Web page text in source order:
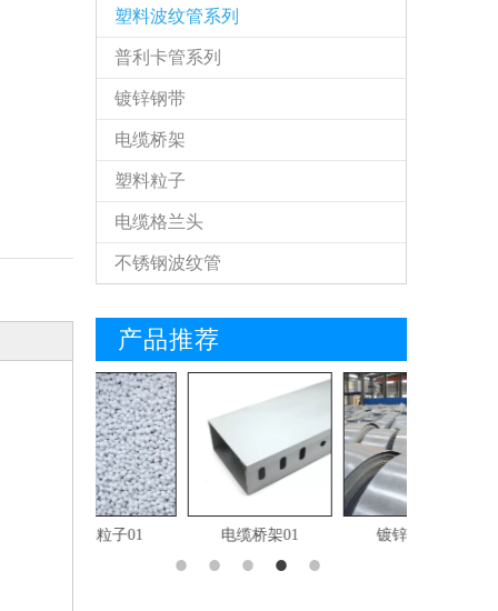
塑料波纹管系列
普利卡管系列
镀锌钢带
电缆桥架
塑料粒子
电缆格兰头
不锈钢波纹管
产品推荐
电缆桥架01 镀锌钢带01
KBG管和JDG管的形态成分
2019-01-19
红外检測KBG管
2019-02-18
KBG管和JDG管的模具设计